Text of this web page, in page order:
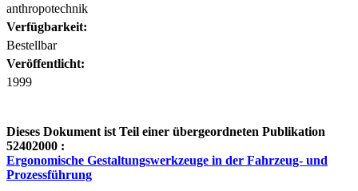
anthropotechnik
Verfügbarkeit:
Bestellbar
Veröffentlicht:
1999
Dieses Dokument ist Teil einer übergeordneten Publikation
52402000 :
Ergonomische Gestaltungswerkzeuge in der Fahrzeug- und
Prozessführung